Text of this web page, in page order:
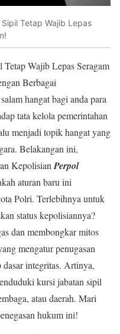
Tetap Wajib Lepas
Wajib Lepas Seragam
Berbagai
hangat bagi anda para
tata kelola pemerintahan
menjadi topik hangat yang
Belakangan ini,
Kepolisian Perpol
aturan baru ini
Polri. Terlebihnya untuk
status kepolisiannya?
dan membongkar mitos
mengatur penugasan
integritas. Artinya,
kursi jabatan sipil
atau daerah. Mari
hukum ini!